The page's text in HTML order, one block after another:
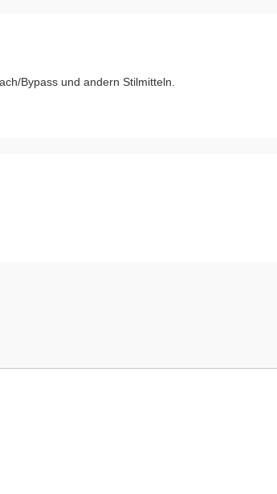
Bypass und andern Stilmitteln.